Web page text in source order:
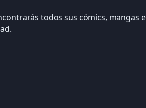
todos sus cómics, mangas